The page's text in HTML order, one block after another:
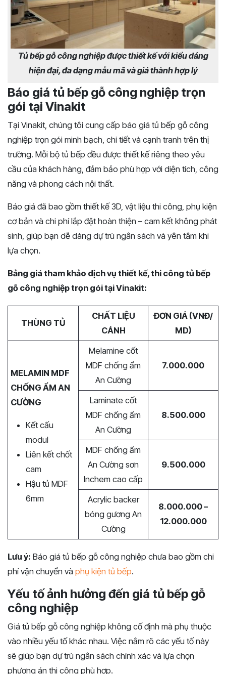
Tủ bếp gỗ công nghiệp được thiết kế với kiểu dáng
hiện đại, đa dạng mẫu mã và giá thành hợp lý
Báo giá tủ bếp gỗ công nghiệp trọn
gói tại Vinakit
Tại Vinakit, chúng tôi cung cấp báo giá tủ bếp gỗ công
nghiệp trọn gói minh bạch, chi tiết và cạnh tranh trên thị
trường. Mỗi bộ tủ bếp đều được thiết kế riêng theo yêu
cầu của khách hàng, đảm bảo phù hợp với diện tích, công
năng và phong cách nội thất.
Báo giá đã bao gồm thiết kế 3D, vật liệu thi công, phụ kiện
cơ bản và chi phí lắp đặt hoàn thiện – cam kết không phát
sinh, giúp bạn dễ dàng dự trù ngân sách và yên tâm khi
lựa chọn.
Bảng giá tham khảo dịch vụ thiết kế, thi công tủ bếp
gỗ công nghiệp trọn gói tại Vinakit:
THÙNG TỦ
CHẤT LIỆU
CÁNH
ĐƠN GIÁ (VNĐ/
MD)
MELAMIN MDF
CHỐNG ẨM AN
CƯỜNG
Kết cấu
modul
Liên kết chốt
cam
Hậu tủ MDF
6mm
Melamine cốt
MDF chống ẩm
An Cường
7.000.000
Laminate cốt
MDF chống ẩm
An Cường
8.500.000
MDF chống ẩm
An Cường sơn
Inchem cao cấp
9.500.000
Acrylic backer
bóng gương An
Cường
8.000.000 –
12.000.000
Lưu ý: Báo giá tủ bếp gỗ công nghiệp chưa bao gồm chi
phí vận chuyển và phụ kiện tủ bếp.
Yếu tố ảnh hưởng đến giá tủ bếp gỗ
công nghiệp
Giá tủ bếp gỗ công nghiệp không cố định mà phụ thuộc
vào nhiều yếu tố khác nhau. Việc nắm rõ các yếu tố này
sẽ giúp bạn dự trù ngân sách chính xác và lựa chọn
phương án thi công phù hợp.